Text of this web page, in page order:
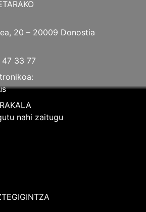
20 – 20009 Donostia
33 77
nahi zaitugu